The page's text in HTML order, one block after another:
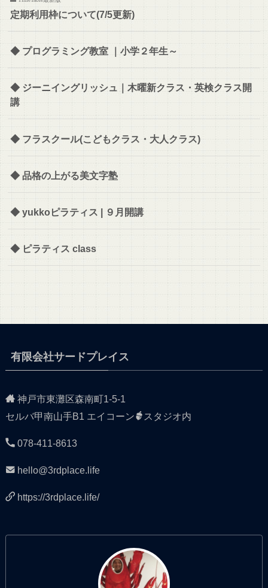
定期利用枠について(7/5更新)
◆ プログラミング教室 ｜小学２年生～
◆ ジーニイングリッシュ｜木曜新クラス・英検クラス開
講
◆ フラスクール(こどもクラス・大人クラス)
◆ 品格の上がる美文字塾
◆ yukkoピラティス | ９月開講
◆ ピラティス class
有限会社サードプレイス
神戸市東灘区森南町1-5-1
セルバ甲南山手B1 エイコーン
スタジオ内
078-411-8613
hello@3rdplace.life
https://3rdplace.life/